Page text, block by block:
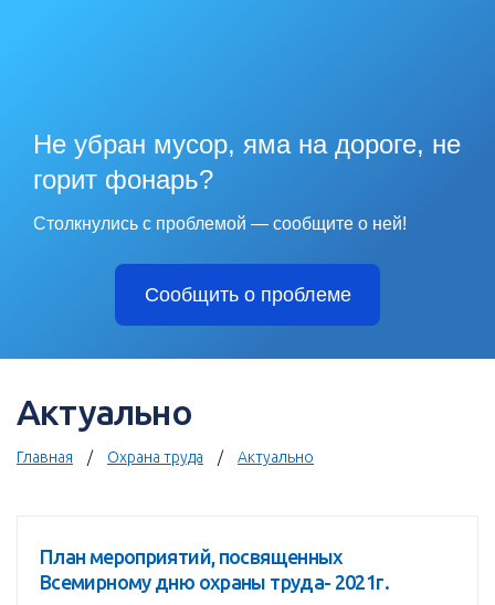
Не убран мусор, яма на дороге, не
горит фонарь?
Столкнулись с проблемой — сообщите о ней!
Сообщить о проблеме
Актуально
Главная Охрана труда Актуально
План мероприятий, посвященных
Всемирному дню охраны труда- 2021г.